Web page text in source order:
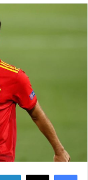
فيسبوك ‫X